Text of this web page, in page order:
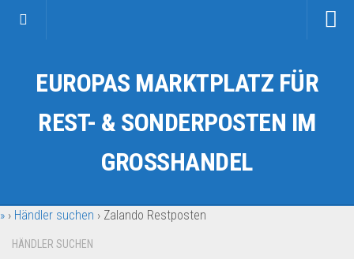
Kategorien
Auto & Motorrad
Fahrzeuge & Transport
Garten & Werkzeug
Geschäft, Büro & Schreibwaren
EUROPAS MARKTPLATZ FÜR
REST- & SONDERPOSTEN IM
GROSSHANDEL
» › Händler suchen › Zalando Restposten
HÄNDLER SUCHEN